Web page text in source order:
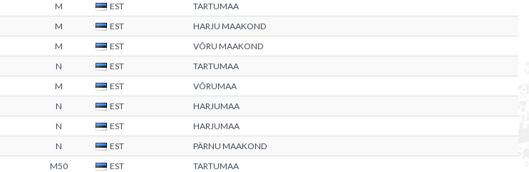
M EST
TARTUMAA
M EST
HARJU MAAKOND
M EST
VÕRU MAAKOND
N EST
TARTUMAA
M EST
VÕRUMAA
N EST
HARJUMAA
N EST
HARJUMAA
N EST
PÄRNU MAAKOND
M50 EST
TARTUMAA